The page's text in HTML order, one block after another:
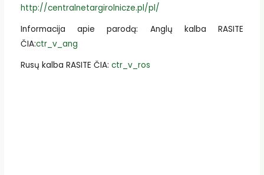
http://centralnetargirolnicze.pl/pl/
Informacija apie parodą: Anglų kalba RASITE
ČIA:ctr_v_ang
Rusų kalba RASITE ČIA: ctr_v_ros